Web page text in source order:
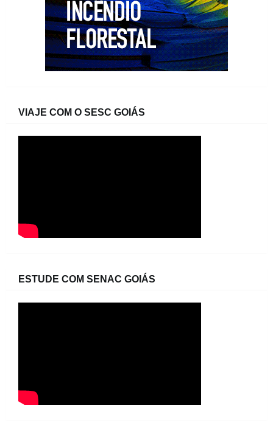
VIAJE COM O SESC GOIÁS
ESTUDE COM SENAC GOIÁS